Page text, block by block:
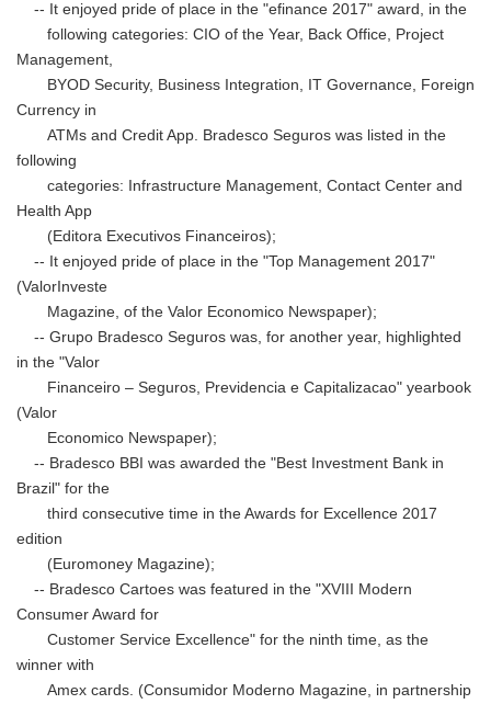
-- It enjoyed pride of place in the "efinance 2017" award, in the
following categories: CIO of the Year, Back Office, Project
Management,
BYOD Security, Business Integration, IT Governance, Foreign
Currency in
ATMs and Credit App. Bradesco Seguros was listed in the
following
categories: Infrastructure Management, Contact Center and
Health App
(Editora Executivos Financeiros);
-- It enjoyed pride of place in the "Top Management 2017"
(ValorInveste
Magazine, of the Valor Economico Newspaper);
-- Grupo Bradesco Seguros was, for another year, highlighted
in the "Valor
Financeiro – Seguros, Previdencia e Capitalizacao" yearbook
(Valor
Economico Newspaper);
-- Bradesco BBI was awarded the "Best Investment Bank in
Brazil" for the
third consecutive time in the Awards for Excellence 2017
edition
(Euromoney Magazine);
-- Bradesco Cartoes was featured in the "XVIII Modern
Consumer Award for
Customer Service Excellence" for the ninth time, as the
winner with
Amex cards. (Consumidor Moderno Magazine, in partnership